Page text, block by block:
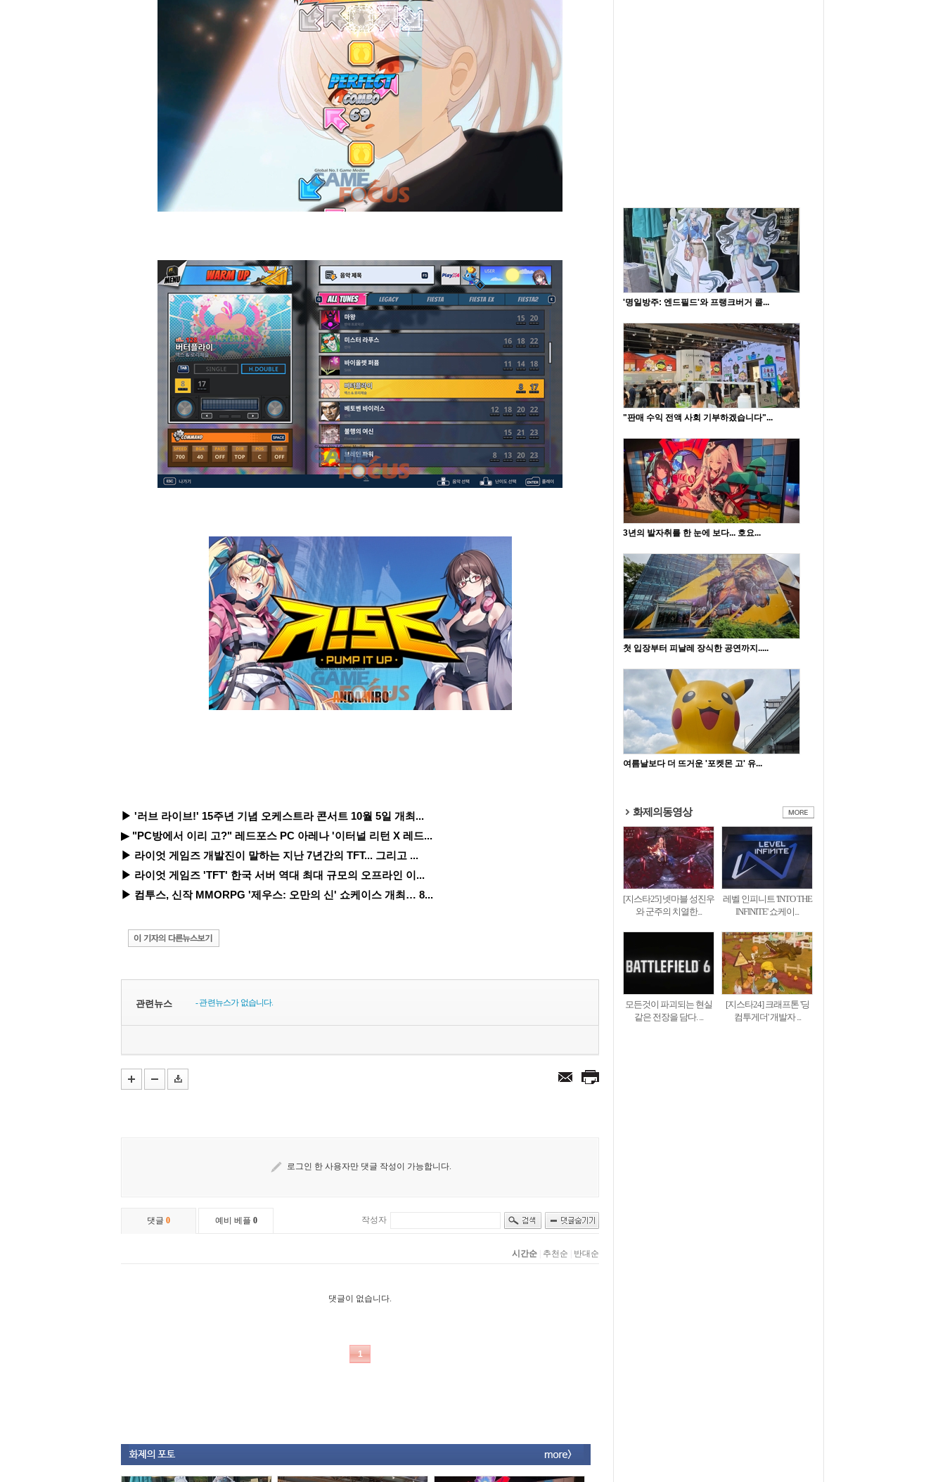
▶ '러브 라이브!' 15주년 기념 오케스트라 콘서트 10월 5일 개최...
▶ "PC방에서 이리 고?" 레드포스 PC 아레나 '이터널 리턴 X 레드...
▶ 라이엇 게임즈 개발진이 말하는 지난 7년간의 TFT... 그리고 ...
▶ 라이엇 게임즈 'TFT' 한국 서버 역대 최대 규모의 오프라인 이...
▶ 컴투스, 신작 MMORPG '제우스: 오만의 신' 쇼케이스 개최… 8...
관련뉴스 - 관련뉴스가 없습니다.
'명일방주: 엔드필드'와 프랭크버거 콜...
"판매 수익 전액 사회 기부하겠습니다"...
3년의 발자취를 한 눈에 보다... 호요...
첫 입장부터 피날레 장식한 공연까지.....
여름날보다 더 뜨거운 '포켓몬 고' 유...
화제의동영상
[지스타25] 넷마블 성진우
와 군주의 치열한...
레벨 인피니트 'INTO THE
INFINITE' 쇼케이...
모든것이 파괴되는 현실
같은 전장을 담다. ...
[지스타24] 크래프톤 '딩
컴투게더' 개발자 ...